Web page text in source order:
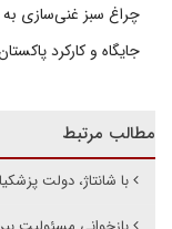
چراغ سبز غنی‌سازی
جایگاه و کارکرد
مطالب مرتبط
با شانتاژ، دولت